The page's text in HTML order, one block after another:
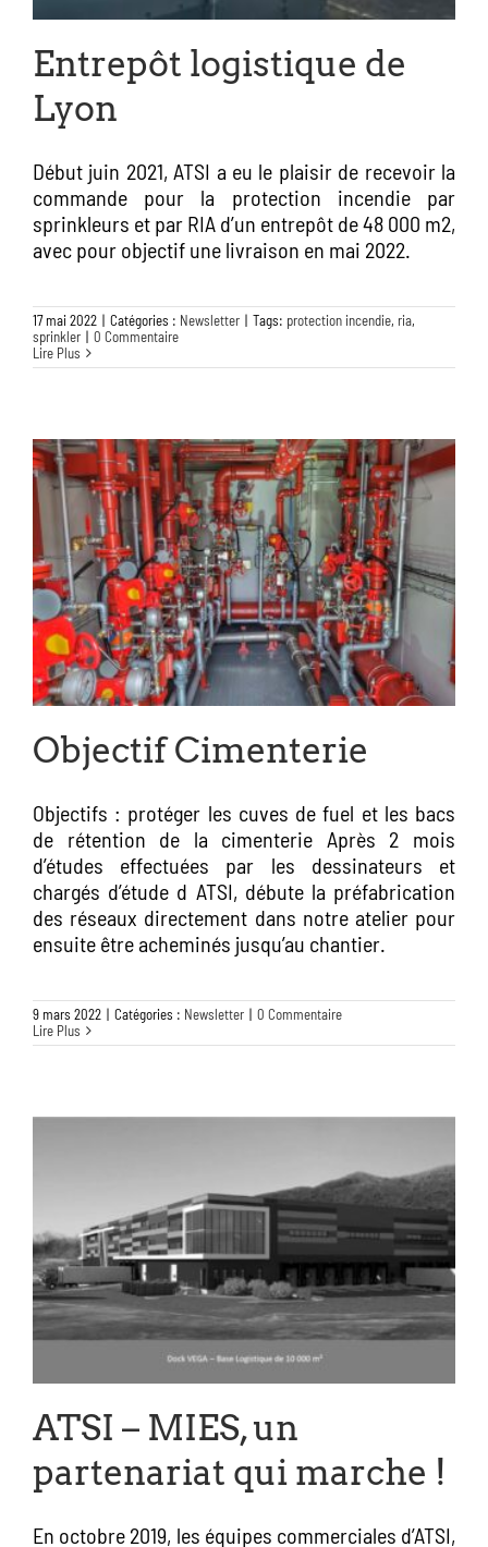
Entrepôt logistique de
Lyon
Début juin 2021, ATSI a eu le plaisir de recevoir la
commande pour la protection incendie par
sprinkleurs et par RIA d’un entrepôt de 48 000 m2,
avec pour objectif une livraison en mai 2022.
17 mai 2022 | Catégories : Newsletter | Tags: protection incendie, ria,
sprinkler | 0 Commentaire
Lire Plus
Objectif Cimenterie
Objectifs : protéger les cuves de fuel et les bacs
de rétention de la cimenterie Après 2 mois
d’études effectuées par les dessinateurs et
chargés d’étude d ATSI, débute la préfabrication
des réseaux directement dans notre atelier pour
ensuite être acheminés jusqu’au chantier.
9 mars 2022 | Catégories : Newsletter | 0 Commentaire
Lire Plus
ATSI – MIES, un
partenariat qui marche !
En octobre 2019, les équipes commerciales d’ATSI,